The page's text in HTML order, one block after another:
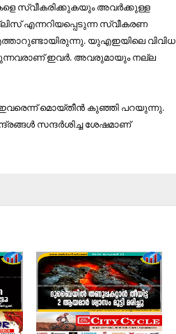
സ്വീകരിക്കുകയും അവര്‍ക്കുള്ള
എന്നറിയപ്പെടുന്ന സ്വീകരണ
യുഎഇയിലെ വിവിധ
ഇവര്‍. അവരുമായും നല്ല
മൊയ്തീന്‍ കുഞ്ഞി പറയുന്നു.
സന്ദര്‍ശിച്ച ശേഷമാണ്